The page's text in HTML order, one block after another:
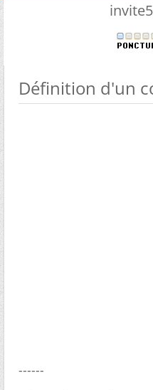
Définition d'un
------